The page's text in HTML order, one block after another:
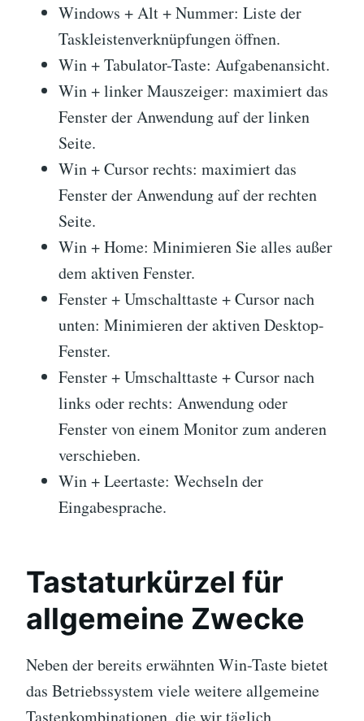
Windows + Alt + Nummer: Liste der
Taskleistenverknüpfungen öffnen.
Win + Tabulator-Taste: Aufgabenansicht.
Win + linker Mauszeiger: maximiert das
Fenster der Anwendung auf der linken
Seite.
Win + Cursor rechts: maximiert das
Fenster der Anwendung auf der rechten
Seite.
Win + Home: Minimieren Sie alles außer
dem aktiven Fenster.
Fenster + Umschalttaste + Cursor nach
unten: Minimieren der aktiven Desktop-
Fenster.
Fenster + Umschalttaste + Cursor nach
links oder rechts: Anwendung oder
Fenster von einem Monitor zum anderen
verschieben.
Win + Leertaste: Wechseln der
Eingabesprache.
Tastaturkürzel für
allgemeine Zwecke
Neben der bereits erwähnten Win-Taste bietet
das Betriebssystem viele weitere allgemeine
Tastenkombinationen, die wir täglich